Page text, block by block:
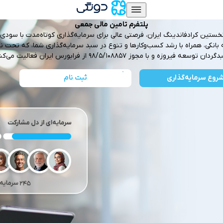
پلتفرم تامین مالی جمعی
کرادفاندینگ ایران، فرصتی عالی برای سرمایه‌گذاری کوتاه‌مدت با سودی
همراه با رشد کسب‌و‌کارها و تنوع در سبد سرمایه‌گذاری شما، که تحت
توسعه فیروزه و با مجوز ۹۸/۵/۱۰۸۸۵۷ از فرابورس ایران فعالیت می‌کند.
سرمایه‌گذاری ثبت نام